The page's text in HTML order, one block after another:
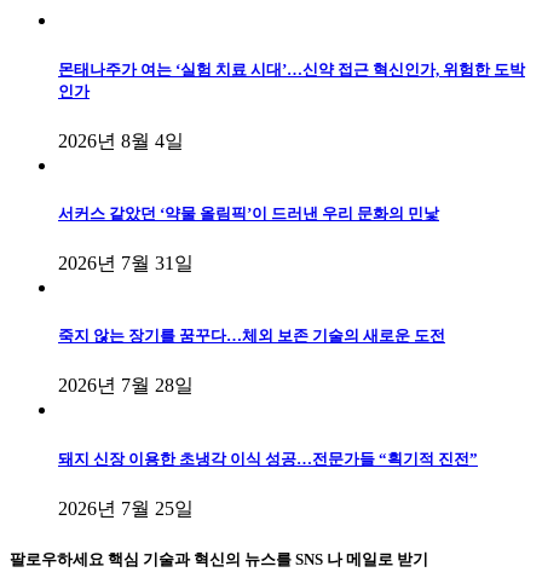
몬태나주가 여는 ‘실험 치료 시대’…신약 접근 혁신인가, 위험한 도박
인가
2026년 8월 4일
서커스 같았던 ‘약물 올림픽’이 드러낸 우리 문화의 민낯
2026년 7월 31일
죽지 않는 장기를 꿈꾸다…체외 보존 기술의 새로운 도전
2026년 7월 28일
돼지 신장 이용한 초냉각 이식 성공…전문가들 “획기적 진전”
2026년 7월 25일
팔로우하세요 핵심 기술과 혁신의 뉴스를 SNS 나 메일로 받기